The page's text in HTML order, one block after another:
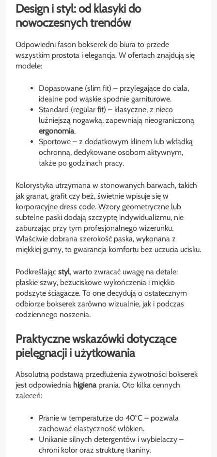
Design i styl: od klasyki do
nowoczesnych trendów
Odpowiedni fason bokserek do biura to przede
wszystkim prostota i elegancja. W ofertach znajdują się
modele:
Dopasowane (slim fit) – przylegające do ciała,
idealne pod wąskie spodnie garniturowe.
Standard (regular fit) – klasyczne, z nieco
luźniejszą nogawką, zapewniają nieograniczoną
ergonomia.
Sportowe – z dodatkowym klinem lub wkładką
ochronną, dedykowane osobom aktywnym,
także po godzinach pracy.
Kolorystyka utrzymana w stonowanych barwach, takich
jak granat, grafit czy beż, świetnie wpisuje się w
korporacyjne dress code. Wzory geometryczne lub
subtelne paski dodają szczyptę indywidualizmu, nie
zaburzając przy tym profesjonalnego wizerunku.
Właściwie dobrana szerokość paska, wykonana z
miękkiej gumy, to gwarancja komfortu bez uczucia ucisku.
Podkreślając styl, warto zwracać uwagę na detale:
płaskie szwy, bezuciskowe wykończenia i miękko
podszyte ściągacze. To one decydują o ostatecznym
odbiorze bokserek zarówno wizualnie, jak i podczas
codziennego noszenia.
Praktyczne wskazówki dotyczące
pielęgnacji i użytkowania
Absolutną podstawą przedłużenia żywotności bokserek
jest odpowiednia higienaprania. Oto kilka cennych
zaleceń:
Pranie w temperaturze do 40°C – pozwala
zachować elastyczność włókien.
Unikanie silnych detergentów i wybielaczy –
chroni kolor oraz strukturę tkaniny.